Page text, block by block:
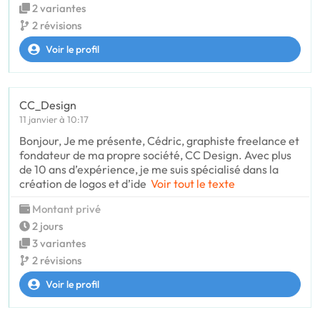
2 variantes
2 révisions
Voir le profil
CC_Design
11 janvier à 10:17
Bonjour, Je me présente, Cédric, graphiste freelance et
fondateur de ma propre société, CC Design. Avec plus
de 10 ans d’expérience, je me suis spécialisé dans la
création de logos et d’ide Voir tout le texte
Montant privé
2 jours
3 variantes
2 révisions
Voir le profil